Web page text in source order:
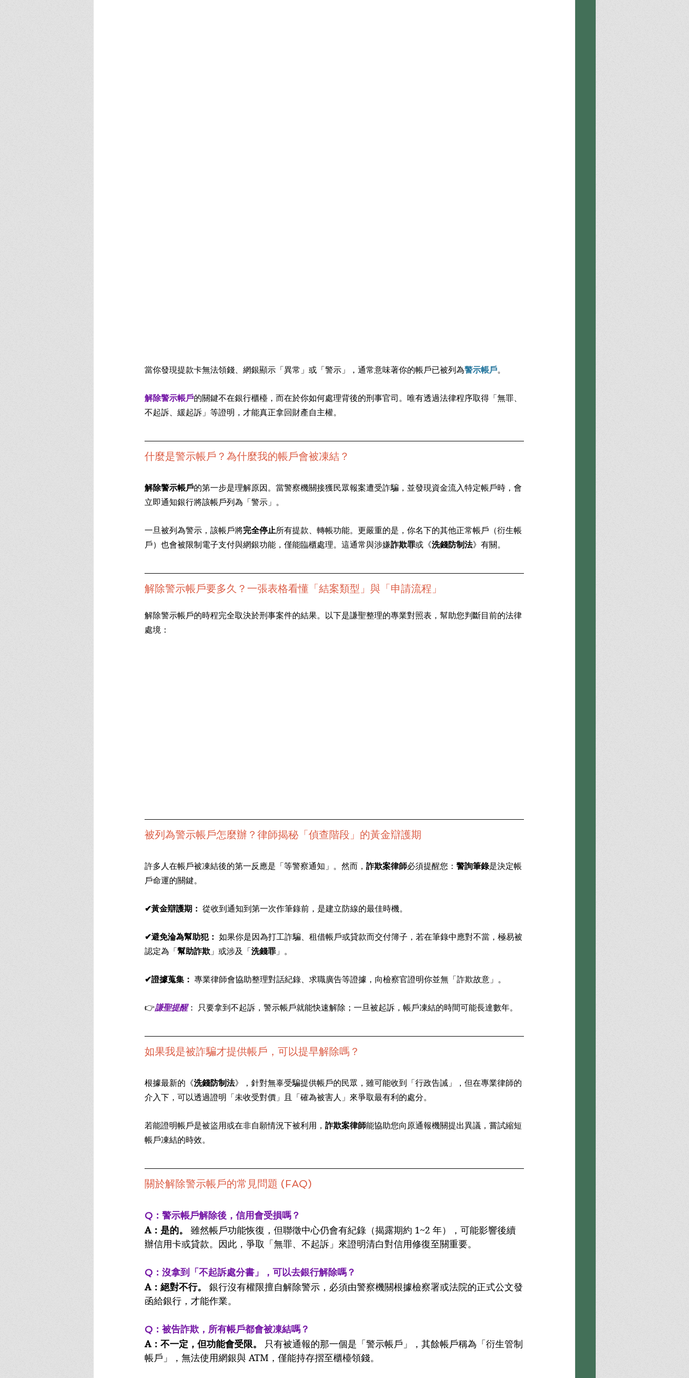
當你發現提款卡無法領錢、網銀顯示「異常」或「警示」，通常意味著你的帳戶已被列為警示帳戶。
解除警示帳戶的關鍵不在銀行櫃檯，而在於你如何處理背後的刑事官司。唯有透過法律程序取得「無罪、
不起訴、緩起訴」等證明，才能真正拿回財產自主權。
什麼是警示帳戶？為什麼我的帳戶會被凍結？
解除警示帳戶的第一步是理解原因。當警察機關接獲民眾報案遭受詐騙，並發現資金流入特定帳戶時，會
立即通知銀行將該帳戶列為「警示」。
一旦被列為警示，該帳戶將完全停止所有提款、轉帳功能。更嚴重的是，你名下的其他正常帳戶（衍生帳
戶）也會被限制電子支付與網銀功能，僅能臨櫃處理。這通常與涉嫌詐欺罪或《洗錢防制法》有關。
解除警示帳戶要多久？一張表格看懂「結案類型」與「申請流程」
解除警示帳戶的時程完全取決於刑事案件的結果。以下是謙聖整理的專業對照表，幫助您判斷目前的法律
處境：
被列為警示帳戶怎麼辦？律師揭秘「偵查階段」的黃金辯護期
許多人在帳戶被凍結後的第一反應是「等警察通知」。然而， 詐欺案律師必須提醒您： 警詢筆錄是決定帳
戶命運的關鍵。
✔黃金辯護期： 從收到通知到第一次作筆錄前，是建立防線的最佳時機。
✔避免淪為幫助犯： 如果你是因為打工詐騙、租借帳戶或貸款而交付簿子，若在筆錄中應對不當，極易被
認定為「幫助詐欺 」或涉及「洗錢罪 」。
✔證據蒐集： 專業律師會協助整理對話紀錄、求職廣告等證據，向檢察官證明你並無「詐欺故意」。
👉謙聖提醒： 只要拿到不起訴，警示帳戶就能快速解除；一旦被起訴，帳戶凍結的時間可能長達數年。
如果我是被詐騙才提供帳戶，可以提早解除嗎？
根據最新的《洗錢防制法》，針對無辜受騙提供帳戶的民眾，雖可能收到「行政告誡」，但在專業律師的
介入下，可以透過證明「未收受對價」且「確為被害人」來爭取最有利的處分。
若能證明帳戶是被盜用或在非自願情況下被利用， 詐欺案律師能協助您向原通報機關提出異議，嘗試縮短
帳戶凍結的時效。
關於解除警示帳戶的常見問題 (FAQ)
Q：警示帳戶解除後，信用會受損嗎？
A：是的。
雖然帳戶功能恢復，但聯徵中心仍會有紀錄（揭露期約 1~2 年），可能影響後續
辦信用卡或貸款。因此，爭取「無罪、不起訴」來證明清白對信用修復至關重要。
Q：沒拿到「不起訴處分書」，可以去銀行解除嗎？
A：絕對不行。
銀行沒有權限擅自解除警示，必須由警察機關根據檢察署或法院的正式公文發
函給銀行，才能作業。
Q：被告詐欺，所有帳戶都會被凍結嗎？
A：不一定，但功能會受限。
只有被通報的那一個是「警示帳戶」，其餘帳戶稱為「衍生管制
帳戶」，無法使用網銀與 ATM，僅能持存摺至櫃檯領錢。